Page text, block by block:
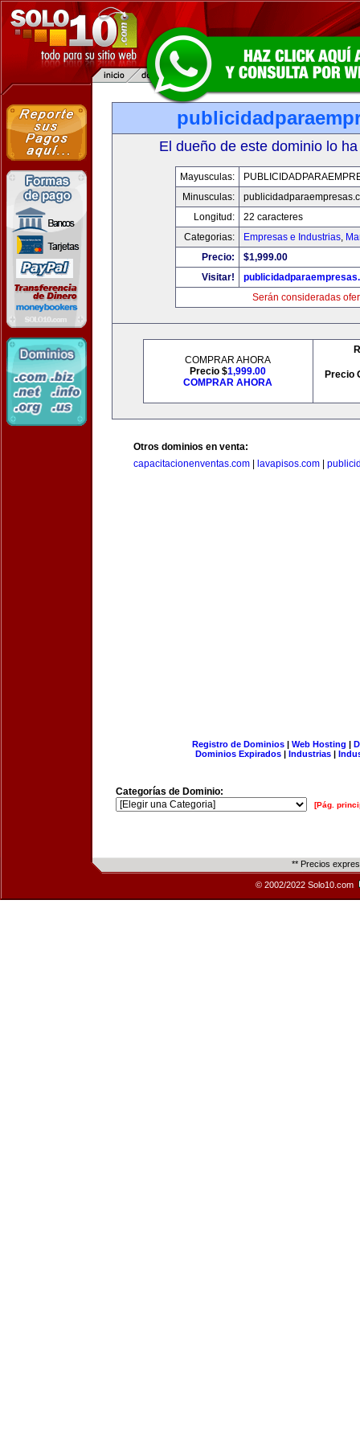
El dueño de este dominio lo
Mayusculas:
Minusculas:
Longitud:
22 caracteres
Categorias:
Empresas e Industrias,
Precio:
$1,999.00
Visitar!
Serán consideradas
COMPRAR AHORA
Precio $1,999.00
COMPRAR AHORA
Precio
Otros dominios en venta:
capacitacionenventas.com
lavapisos.com
Registro de Dominios| Web Hosting |
Dominios Expirados | Industrias |
Categorías de Dominio:
[Pág.
** Precios
© 2002/2022 Solo10.com